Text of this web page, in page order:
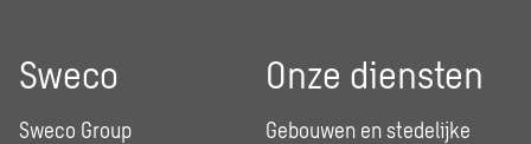
Sweco
Sweco Group
Onze diensten
Gebouwen en stedelijke